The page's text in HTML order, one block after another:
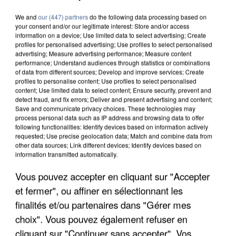
UN SECOND CADRE DE LA DZ MAFIA
INTERPELLÉ EN ALGÉRIE
We and our (447) partnersdo the following data processing based on
your consent and/or our legitimate interest: Store and/or access
information on a device; Use limited data to select advertising; Create
profiles for personalised advertising; Use profiles to select personalised
advertising; Measure advertising performance; Measure content
performance; Understand audiences through statistics or combinations
of data from different sources; Develop and improve services; Create
profiles to personalise content; Use profiles to select personalised
content; Use limited data to select content; Ensure security, prevent and
detect fraud, and fix errors; Deliver and present advertising and content;
Save and communicate privacy choices. These technologies may
process personal data such as IP address and browsing data to offer
following functionalities: Identify devices based on information actively
requested; Use precise geolocation data; Match and combine data from
other data sources; Link different devices; Identify devices based on
information transmitted automatically.
Vous pouvez accepter en cliquant sur "Accepter
et fermer", ou affiner en sélectionnant les
finalités et/ou partenaires dans "Gérer mes
choix". Vous pouvez également refuser en
cliquant sur "Continuer sans accepter". Vos